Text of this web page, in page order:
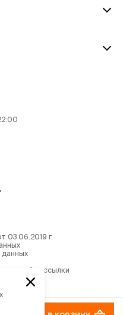
03.06.2019 г.
данных
рассылки